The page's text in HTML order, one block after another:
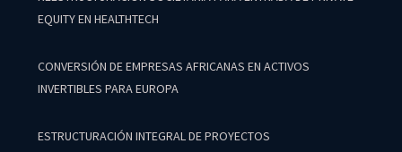
EQUITY EN HEALTHTECH
CONVERSIÓN DE EMPRESAS AFRICANAS EN ACTIVOS
INVERTIBLES PARA EUROPA
ESTRUCTURACIÓN INTEGRAL DE PROYECTOS